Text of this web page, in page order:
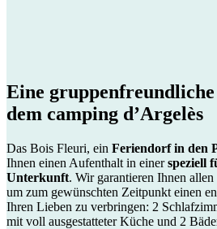
Eine gruppenfreundliche
dem camping d’Argelès
Das Bois Fleuri, ein Feriendorf in den
Ihnen einen Aufenthalt in einerspeziell
Unterkunft. Wir garantieren Ihnen
um zum gewünschten Zeitpunkt einen
Ihren Lieben zu verbringen: 2
mit voll ausgestatteter Küche und 2